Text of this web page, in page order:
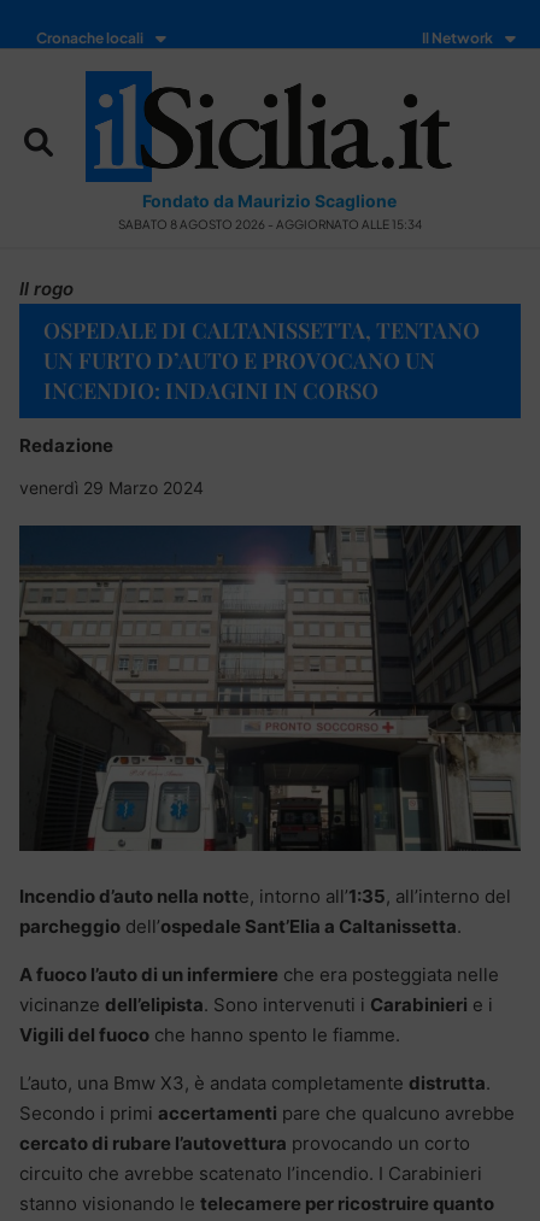
Cronache locali Il Network
Fondato da Maurizio Scaglione
SABATO 8 AGOSTO 2026 - AGGIORNATO ALLE 15:34
Il rogo
OSPEDALE DI CALTANISSETTA, TENTANO
UN FURTO D’AUTO E PROVOCANO UN
INCENDIO: INDAGINI IN CORSO
Redazione
venerdì 29 Marzo 2024
Incendio d’auto nella notte, intorno all’1:35, all’interno del
parcheggio dell’ospedale Sant’Elia a Caltanissetta.
A fuoco l’auto di un infermiere che era posteggiata nelle
vicinanze dell’elipista. Sono intervenuti i Carabinieri e i
Vigili del fuoco che hanno spento le fiamme.
L’auto, una Bmw X3, è andata completamente distrutta.
Secondo i primi accertamenti pare che qualcuno avrebbe
cercato di rubare l’autovettura provocando un corto
circuito che avrebbe scatenato l’incendio. I Carabinieri
stanno visionando le telecamere per ricostruire quanto